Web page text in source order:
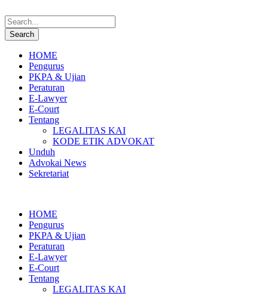
HOME
Pengurus
PKPA & Ujian
Peraturan
E-Lawyer
E-Court
Tentang
LEGALITAS KAI
KODE ETIK ADVOKAT
Unduh
Advokai News
Sekretariat
HOME
Pengurus
PKPA & Ujian
Peraturan
E-Lawyer
E-Court
Tentang
LEGALITAS KAI